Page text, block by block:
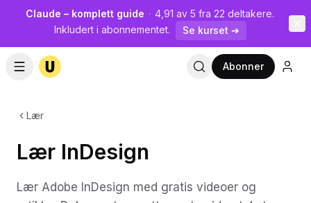
Claude – komplett guide · 4,91 av 5 fra 22 deltakere.
Inkludert i abonnementet.
Se kurset ➔
Abonner
Lær
Lær InDesign
Lær Adobe InDesign med gratis videoer og